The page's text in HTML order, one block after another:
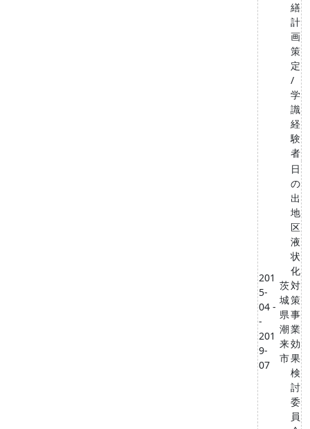
繕
計
画
策
定
/
学
識
経
験
者
201
5-
04 -
-
201
9-
07
茨
城
県
潮
来
市
日
の
出
地
区
液
状
化
対
策
事
業
効
果
検
討
委
員